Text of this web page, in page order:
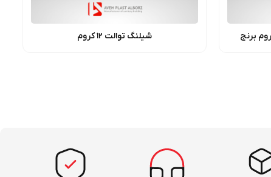
برنج شیلنگ توالت ۱۲ کروم